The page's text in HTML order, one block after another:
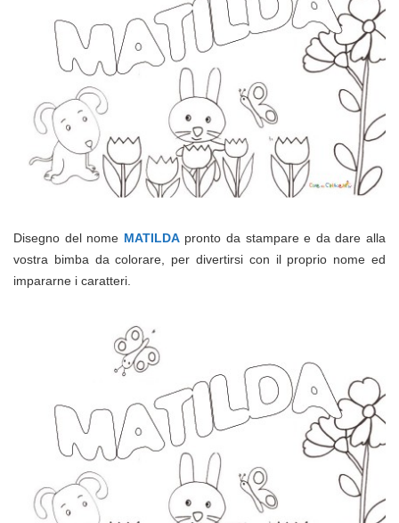
Disegno del nome MATILDApronto da stampare e da dare alla
vostra bimba da colorare, per divertirsi con il proprio nome ed
impararne i caratteri.